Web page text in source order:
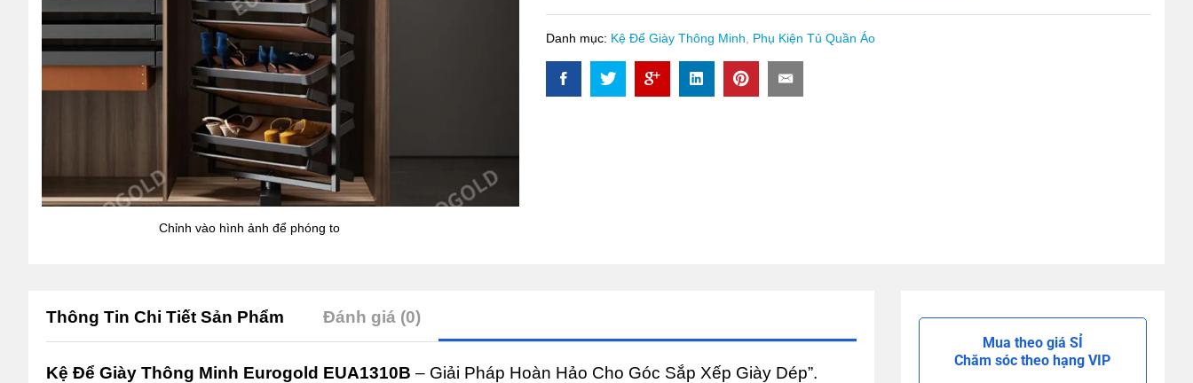
Chỉnh vào hình ảnh để phóng to
Eurogold
EUA1310B
quantity
Danh mục: Kệ Để Giày Thông Minh Phụ Kiện Tủ Quần Áo
Thông Tin Chi Tiết Sản Phẩm Đánh giá (0)
Kệ Để Giày Thông Minh Eurogold EUA1310B – Giải Pháp Hoàn Hảo Cho Góc Sắp Xếp Giày Dép”.
Mua theo giá SỈ
Chăm sóc theo hạng VIP